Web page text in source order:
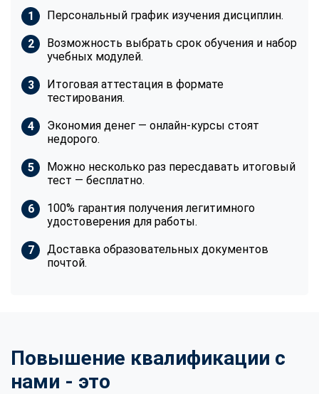
Персональный график изучения дисциплин.
Возможность выбрать срок обучения и набор
учебных модулей.
Итоговая аттестация в формате
тестирования.
Экономия денег — онлайн-курсы стоят
недорого.
Можно несколько раз пересдавать итоговый
тест — бесплатно.
100% гарантия получения легитимного
удостоверения для работы.
Доставка образовательных документов
почтой.
Повышение квалификации с
нами - это